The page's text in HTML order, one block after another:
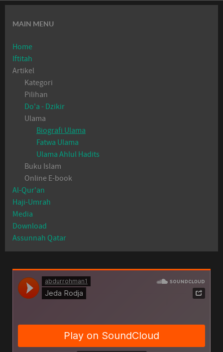
MAIN MENU
Home
Iftitah
Artikel
Kategori
Pilihan
Do'a - Dzikir
Ulama
Biografi Ulama
Fatwa Ulama
Ulama Ahlul Hadits
Buku Islam
Online E-book
Al-Qur'an
Haji-Umrah
Media
Download
Assunnah Qatar